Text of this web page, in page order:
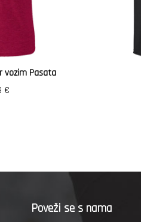
vozim Pasata
€
Poveži se s nama